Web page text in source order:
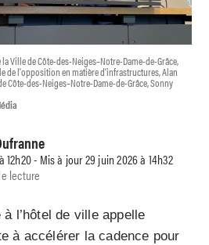
Ville de Côte-des-Neiges–Notre-Dame-de-Grâce,
de l'opposition en matière d'infrastructures, Alan
Côte-des-Neiges–Notre-Dame-de-Grâce, Sonny
12h20 - Mis à jour 29 juin 2026 à 14h32
lecture
à l’hôtel de ville appelle
à accélérer la cadence pour